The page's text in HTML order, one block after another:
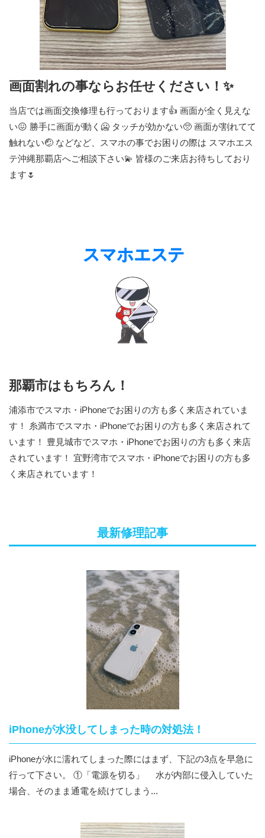
画面割れの事ならお任せください！✨
当店では画面交換修理も行っております👍 画面が全く見えな
い😖 勝手に画面が動く🥶 タッチが効かない🥺 画面が割れてて
触れない🤕 などなど、スマホの事でお困りの際は スマホエス
テ沖縄那覇店へご相談下さい💫 皆様のご来店お待ちしており
ます🌷
那覇市はもちろん！
浦添市でスマホ・iPhoneでお困りの方も多く来店されていま
す！ 糸満市でスマホ・iPhoneでお困りの方も多く来店されて
います！ 豊見城市でスマホ・iPhoneでお困りの方も多く来店
されています！ 宜野湾市でスマホ・iPhoneでお困りの方も多
く来店されています！
最新修理記事
iPhoneが水没してしまった時の対処法！
iPhoneが水に濡れてしまった際にはまず、下記の3点を早急に
行って下さい。 ①「電源を切る」 水が内部に侵入していた
場合、そのまま通電を続けてしまう...